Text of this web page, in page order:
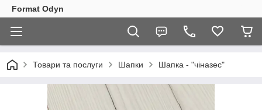
Format Odyn
Товари та послуги Шапки Шапка - "чіназес"